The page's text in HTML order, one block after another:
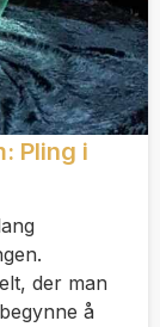
Pling i
der man
å